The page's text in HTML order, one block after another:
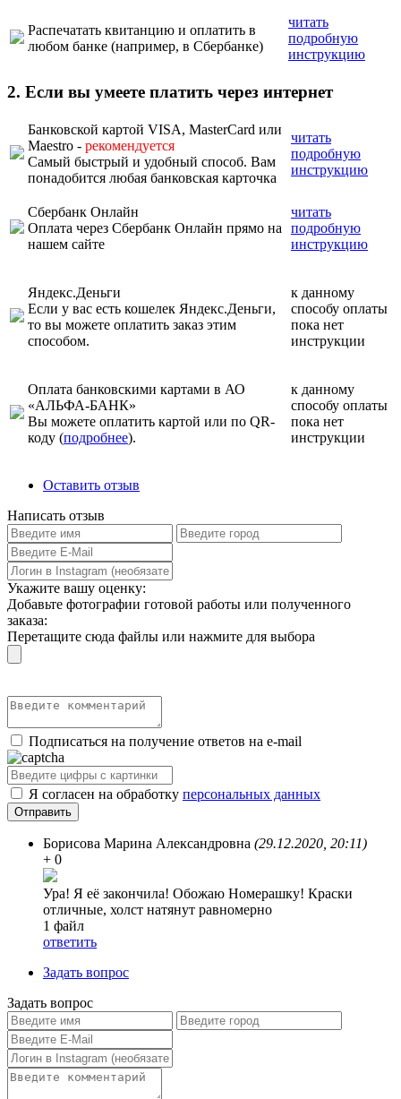
Распечатать квитанцию и оплатить в
любом банке (например, в Сбербанке)
читать
подробную
инструкцию
2. Если вы умеете платить через интернет
Банковской картой VISA, MasterCard или
Maestro - рекомендуется
Самый быстрый и удобный способ. Вам
понадобится любая банковская карточка
читать
подробную
инструкцию
Сбербанк Онлайн
Оплата через Сбербанк Онлайн прямо на
нашем сайте
читать
подробную
инструкцию
Яндекс.Деньги
Если у вас есть кошелек Яндекс.Деньги,
то вы можете оплатить заказ этим
способом.
к данному
способу оплаты
пока нет
инструкции
Оплата банковскими картами в АО
«АЛЬФА-БАНК»
Вы можете оплатить картой или по QR-
коду (подробнее).
к данному
способу оплаты
пока нет
инструкции
Оставить отзыв
Написать отзыв
Укажите вашу оценку:
Добавьте фотографии готовой работы или полученного
заказа:
Перетащите сюда файлы или нажмите для выбора
Подписаться на получение ответов на e-mail
Я согласен на обработку персональных данных
Борисова Марина Александровна (29.12.2020, 20:11)
+ 0
Ура! Я её закончила! Обожаю Номерашку! Краски
отличные, холст натянут равномерно
1 файл
ответить
Задать вопрос
Задать вопрос